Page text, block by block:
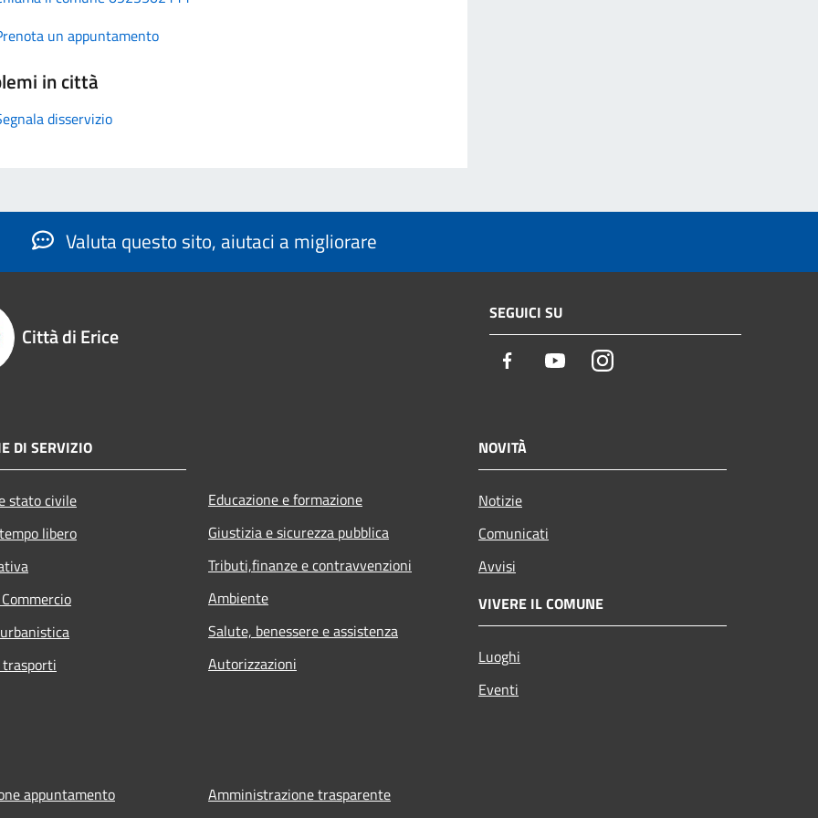
un appuntamento
in città
disservizio
Valuta questo sito, aiutaci a migliorare
Città di Erice
SEGUICI SU
Facebook YoutubeInstagram
DI SERVIZIO
stato civile
libero
Educazione e formazione
Giustizia e sicurezza pubblica
Tributi,finanze e contravvenzioni
Ambiente
Salute, benessere e assistenza
Autorizzazioni
NOVITÀ
Notizie
Comunicati
Avvisi
VIVERE IL COMUNE
Luoghi
Eventi
appuntamento
Amministrazione trasparente